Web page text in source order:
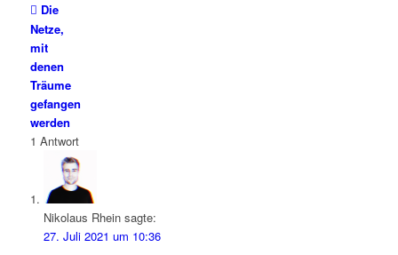
Die
Netze,
mit
denen
Träume
gefangen
werden
1 Antwort
Nikolaus Rhein sagte:
27. Juli 2021 um 10:36